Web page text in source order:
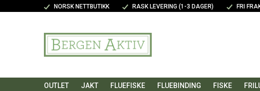
NORSK NETTBUTIKK RASK LEVERING (1-3 DAGER) FRI
OUTLET JAKT FLUEFISKE FLUEBINDING FISKE